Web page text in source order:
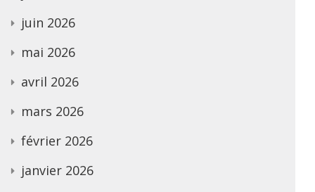
juin 2026
mai 2026
avril 2026
mars 2026
février 2026
janvier 2026